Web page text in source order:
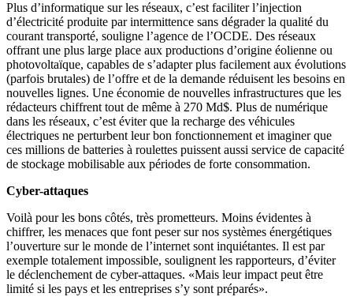
Plus d’informatique sur les réseaux, c’est faciliter l’injection
d’électricité produite par intermittence sans dégrader la qualité du
courant transporté, souligne l’agence de l’OCDE. Des réseaux
offrant une plus large place aux productions d’origine éolienne ou
photovoltaïque, capables de s’adapter plus facilement aux évolutions
(parfois brutales) de l’offre et de la demande réduisent les besoins en
nouvelles lignes. Une économie de nouvelles infrastructures que les
rédacteurs chiffrent tout de même à 270 Md$. Plus de numérique
dans les réseaux, c’est éviter que la recharge des véhicules
électriques ne perturbent leur bon fonctionnement et imaginer que
ces millions de batteries à roulettes puissent aussi service de capacité
de stockage mobilisable aux périodes de forte consommation.
Cyber-attaques
Voilà pour les bons côtés, très prometteurs. Moins évidentes à
chiffrer, les menaces que font peser sur nos systèmes énergétiques
l’ouverture sur le monde de l’internet sont inquiétantes. Il est par
exemple totalement impossible, soulignent les rapporteurs, d’éviter
le déclenchement de cyber-attaques. «Mais leur impact peut être
limité si les pays et les entreprises s’y sont préparés».